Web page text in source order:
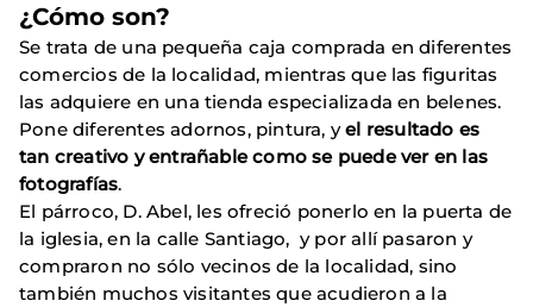
¿Cómo son?
Se trata de una pequeña caja comprada en diferentes
comercios de la localidad, mientras que las figuritas
las adquiere en una tienda especializada en belenes.
Pone diferentes adornos, pintura, yel resultado es
tan creativo y entrañable como se puede ver en las
fotografías.
El párroco, D. Abel, les ofreció ponerlo en la puerta de
la iglesia, en la calle Santiago, y por allí pasaron y
compraron no sólo vecinos de la localidad, sino
también muchos visitantes que acudieron a la